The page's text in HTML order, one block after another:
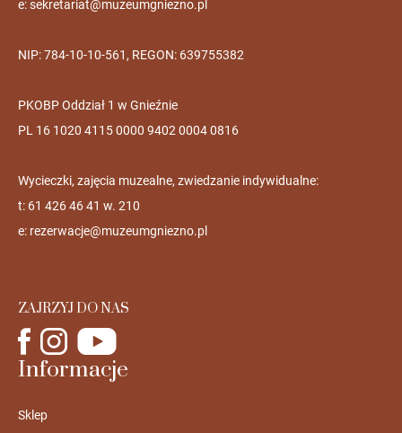
e:sekretariat@muzeumgniezno.pl
NIP: 784-10-10-561, REGON: 639755382
PKOBP Oddział 1 w Gnieźnie
PL 16 1020 4115 0000 9402 0004 0816
Wycieczki, zajęcia muzealne, zwiedzanie indywidualne:
t: 61 426 46 41 w. 210
e: rezerwacje@muzeumgniezno.pl
ZAJRZYJ DO NAS
Informacje
Sklep